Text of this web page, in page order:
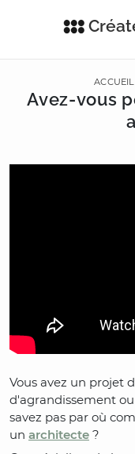
ACCUEIL
Avez-vous
Vous avez un projet
d'agrandissement
savez pas par où
un architecte ?